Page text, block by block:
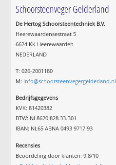
Schoorsteenveger Gelderland
De Hertog Schoorsteentechniek B.V.
Heerewaardensestraat 5
6624 KK Heerewaarden
NEDERLAND
T: 026-2001180
M: info@schoorsteenvegergelderland.nl
Bedrijfsgegevens
KVK: 81420382
BTW: NL8620.828.33.B01
IBAN: NL65 ABNA 0493 9717 93
Recensies
Beoordeling door klanten:9.8/10